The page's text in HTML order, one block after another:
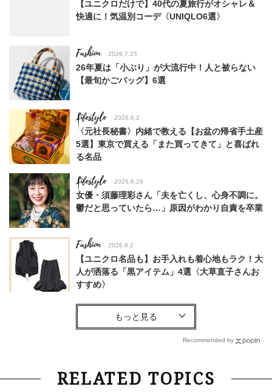
【ユニクロだけで】40代の夏旅行がオシャレ＆
快適に！気温別コーデ〈UNIQLO6選〉
Fashion 2026.7.25
26年夏は「小ぶり」が大流行中！人と被らない
【最旬かごバッグ】6選
Lifestyle 2026.8.2
〈元社長秘書〉内緒で教える【お盆の帰省手土産
5選】東京で買える「また買ってきて」と喜ばれ
る名品
Lifestyle 2026.6.29
女優・須藤理彩さん「夫を亡くし、心身不調に。
鬱だと思っていたら…」原因がわかり自責を卒業
Fashion 2026.8.2
【ユニクロ名品も】お手入れも着心地もラク！大
人が洒落る「黒アイテム」4選〈大草直子さんお
すすめ〉
Fashion
8月の買い足しは「秋も使える」が条件！【白or
Fashion 2026.6.15
【ウエストインしなくていい！】40代が垢抜け
Recommended by
RELATED TOPICS